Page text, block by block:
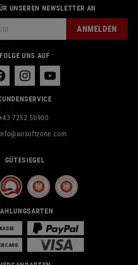
UNSEREN NEWSLETTER AN
ANMELDEN
FOLGE UNS AUF
7252 50900
info@airsoftzone.com
GÜTESIEGEL